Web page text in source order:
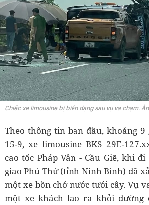
Chiếc xe limousine bị biến dạng sau vụ va chạm.
Theo thông tin ban đầu, khoảng
15-9, xe limousine BKS 29E-
cao tốc Pháp Vân - Cầu Giẽ, khi
giao Phú Thứ (tỉnh Ninh Bình) đã
một xe bồn chở nước tưới cây. Vụ
một xe khách lao ra khỏi đường